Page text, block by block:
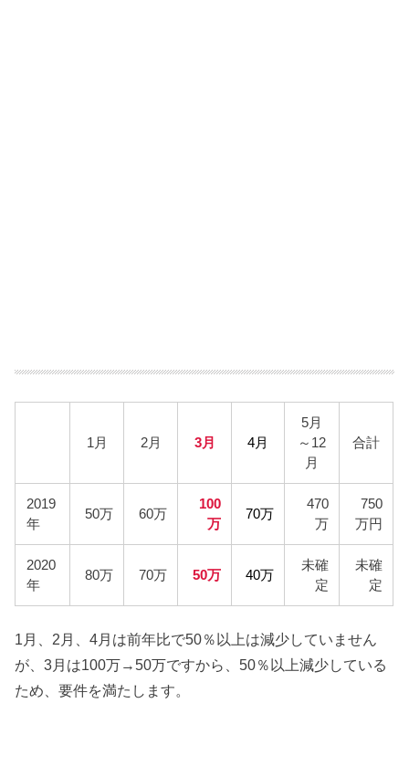
1月 2月 3月 4月
5月
～12
月
合計
2019
年
50万 60万
100
万
70万
470
万
750
万円
2020
年
80万 70万 50万 40万
未確
定
未確
定
1月、2月、4月は前年比で50％以上は減少していません
が、3月は100万→50万ですから、50％以上減少している
ため、要件を満たします。